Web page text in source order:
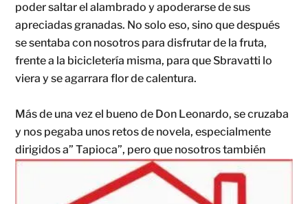
poder saltar el alambrado y apoderarse de sus
apreciadas granadas. No solo eso, sino que después
se sentaba con nosotros para disfrutar de la fruta,
frente a la bicicletería misma, para que Sbravatti lo
viera y se agarrara flor de calentura.
Más de una vez el bueno de Don Leonardo, se cruzaba
y nos pegaba unos retos de novela, especialmente
dirigidos a” Tapioca”, pero que nosotrostambién